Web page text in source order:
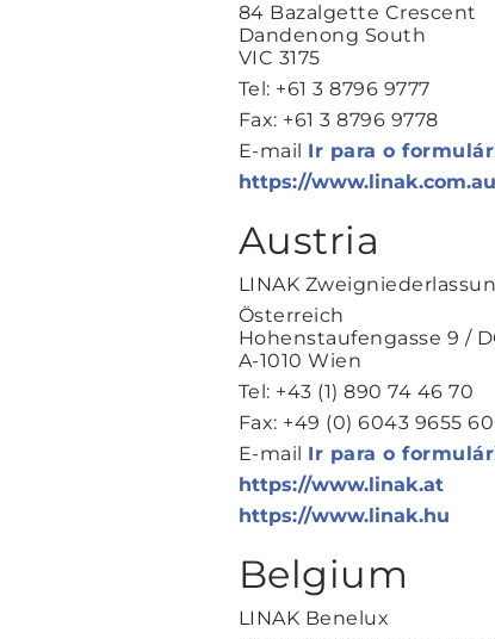
84 Bazalgette Crescent
Dandenong South
VIC 3175
Tel: +61 3 8796 9777
Fax: +61 3 8796 9778
E-mail Ir para o
https://www.linak.com.au
Austria
LINAK
Österreich
Hohenstaufengasse 9 /
A-1010 Wien
Tel: +43 (1) 890 74 46 70
Fax: +49 (0) 6043 9655 60
E-mail Ir para o
https://www.linak.at
https://www.linak.hu
Belgium
LINAK Benelux